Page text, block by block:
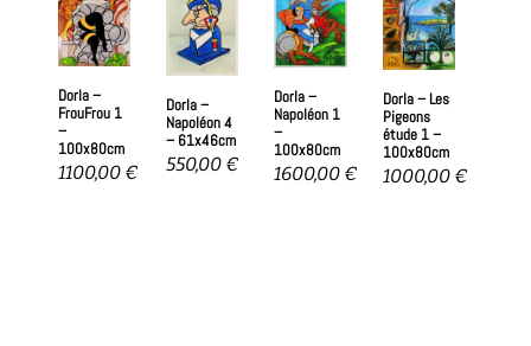
Dorla –
FrouFrou 1
–
100x80cm
1100,00 €
Dorla –
Napoléon 4
– 61x46cm
550,00 €
Dorla –
Napoléon 1
–
100x80cm
1600,00 €
Dorla – Les
Pigeons
étude 1 –
100x80cm
1000,00 €